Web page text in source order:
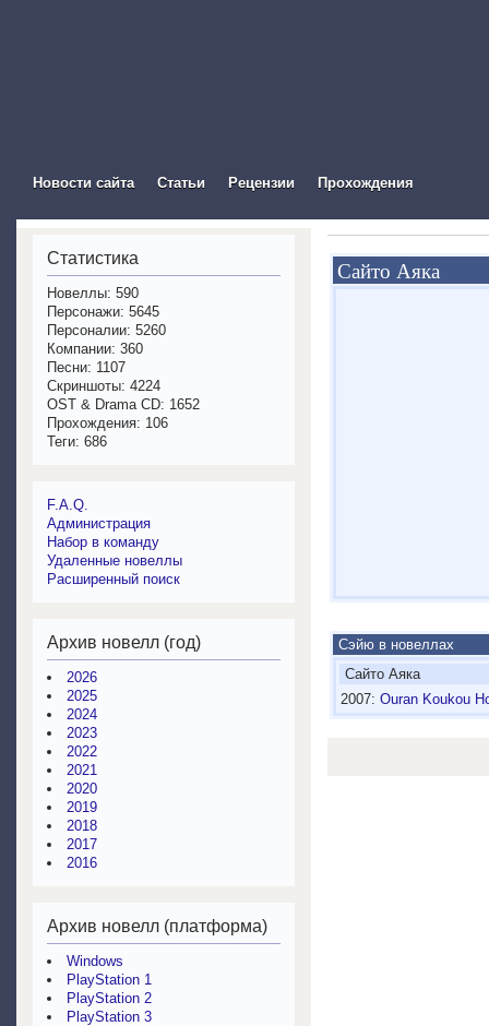
Новости сайта Статьи Рецензии Прохождения
Сайто Аяка
Сэйю в новеллах
Сайто Аяка
2007: Ouran Koukou
Статистика
Новеллы: 590
Персонажи: 5645
Персоналии: 5260
Компании: 360
Песни: 1107
Скриншоты: 4224
OST & Drama CD: 1652
Прохождения: 106
Теги: 686
F.A.Q.
Администрация
Набор в команду
Удаленные новеллы
Расширенный поиск
Архив новелл (год)
2026
2025
2024
2023
2022
2021
2020
2019
2018
2017
2016
Архив новелл (платформа)
Windows
PlayStation 1
PlayStation 2
PlayStation 3